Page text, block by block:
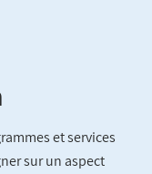
et services
sur un aspect